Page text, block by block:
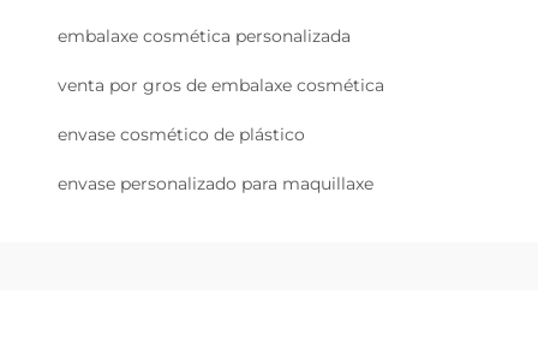
embalaxe cosmética personalizada
venta por gros de embalaxe cosmética
envase cosmético de plástico
envase personalizado para maquillaxe